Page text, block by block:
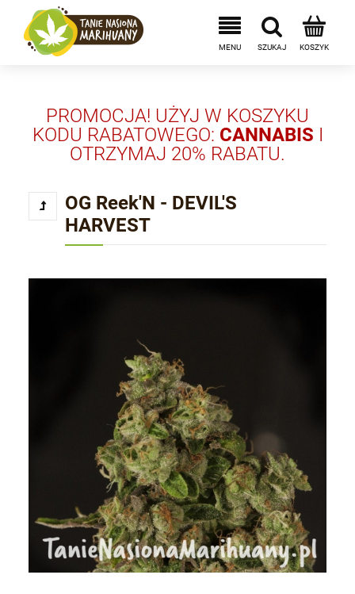
PROMOCJA! UŻYJ W KOSZYKU
KODU RABATOWEGO: CANNABIS I
OTRZYMAJ 20% RABATU.
OG Reek'N - DEVIL'S
HARVEST